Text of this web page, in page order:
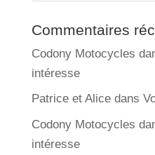
Commentaires
Codony Motocycles
intéresse
Patrice et Alicedans
Codony Motocycles
intéresse